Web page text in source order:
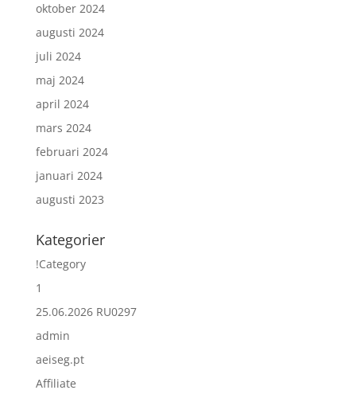
oktober 2024
augusti 2024
juli 2024
maj 2024
april 2024
mars 2024
februari 2024
januari 2024
augusti 2023
Kategorier
!Category
1
25.06.2026 RU0297
admin
aeiseg.pt
Affiliate